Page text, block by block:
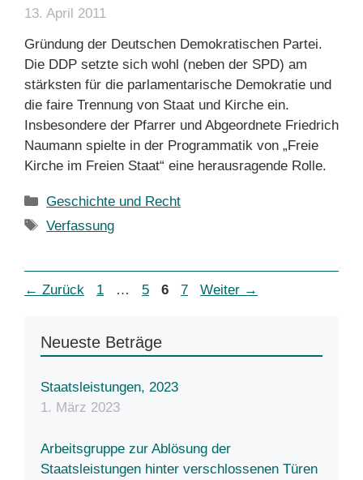
13. April 2011
Gründung der Deutschen Demokratischen Partei.
Die DDP setzte sich wohl (neben der SPD) am
stärksten für die parlamentarische Demokratie und
die faire Trennung von Staat und Kirche ein.
Insbesondere der Pfarrer und Abgeordnete Friedrich
Naumann spielte in der Programmatik von „Freie
Kirche im Freien Staat“ eine herausragende Rolle.
Kategorien
Geschichte und Recht
Schlagwörter
Verfassung
← Zurück Seite
1 … Seite
5 Seite
6 Seite
7 Weiter →
Neueste Beträge
Staatsleistungen, 2023
1. März 2023
Arbeitsgruppe zur Ablösung der
Staatsleistungen hinter verschlossenen Türen